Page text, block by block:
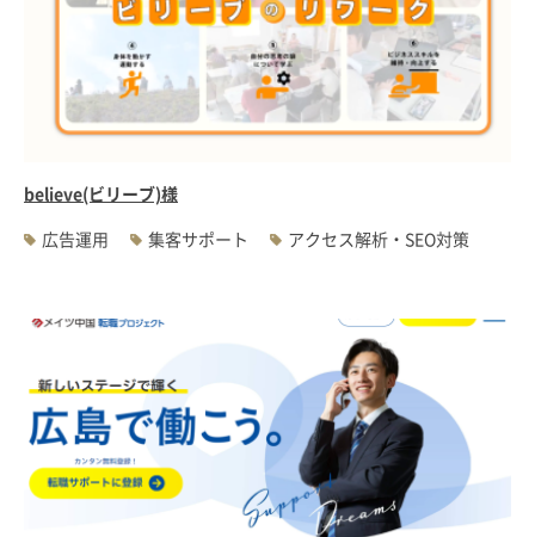
believe(ビリーブ)様
広告運用
集客サポート アクセス解析・SEO対策